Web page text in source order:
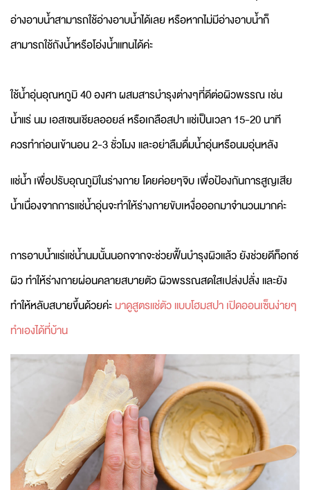
อ่างอาบน้ำสามารถใช้อ่างอาบน้ำได้เลย หรือหากไม่มีอ่างอาบน้ำก็
สามารถใช้ถังน้ำหรือโอ่งน้ำแทนได้ค่ะ
ใช้น้ำอุ่นอุณหภูมิ 40 องศา ผสมสารบำรุงต่างๆที่ดีต่อผิวพรรณ เช่น
น้ำแร่ นม เอสเซนเชียลออยล์ หรือเกลือสปา แช่เป็นเวลา 15-20 นาที
ควรทำก่อนเข้านอน 2-3 ชั่วโมง และอย่าลืมดื่มน้ำอุ่นหรือนมอุ่นหลัง
แช่น้ำ เพื่อปรับอุณภูมิในร่างกาย โดยค่อยๆจิบ เพื่อป้องกันการสูญเสีย
น้ำเนื่องจากการแช่น้ำอุ่นจะทำให้ร่างกายขับเหงื่อออกมาจำนวนมากค่ะ
การอาบน้ำแร่แช่น้ำนมนั้นนอกจากจะช่วยฟื้นบำรุงผิวแล้ว ยังช่วยดีท็อกซ์
ผิว ทำให้ร่างกายผ่อนคลายสบายตัว ผิวพรรณสดใสเปล่งปลั่ง และยัง
ทำให้หลับสบายขึ้นด้วยค่ะมาดูสูตรแช่ตัว แบบโฮมสปา เปิดออนเซ็นง่ายๆ
ทำเองได้ที่บ้าน